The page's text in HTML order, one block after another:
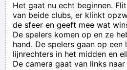
Het gaat nu echt beginnen.
van beide clubs, er klinkt
de sfeer en geeft mee wat
De spelers komen op en ze
hand. De spelers gaan op
lijnrechters in het midden en
De camera gaat van links